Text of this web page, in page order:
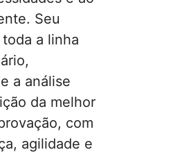
Seu
a linha
a análise
da melhor
com
agilidade e